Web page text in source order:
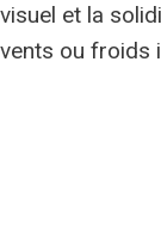
visuel et la
vents ou froids